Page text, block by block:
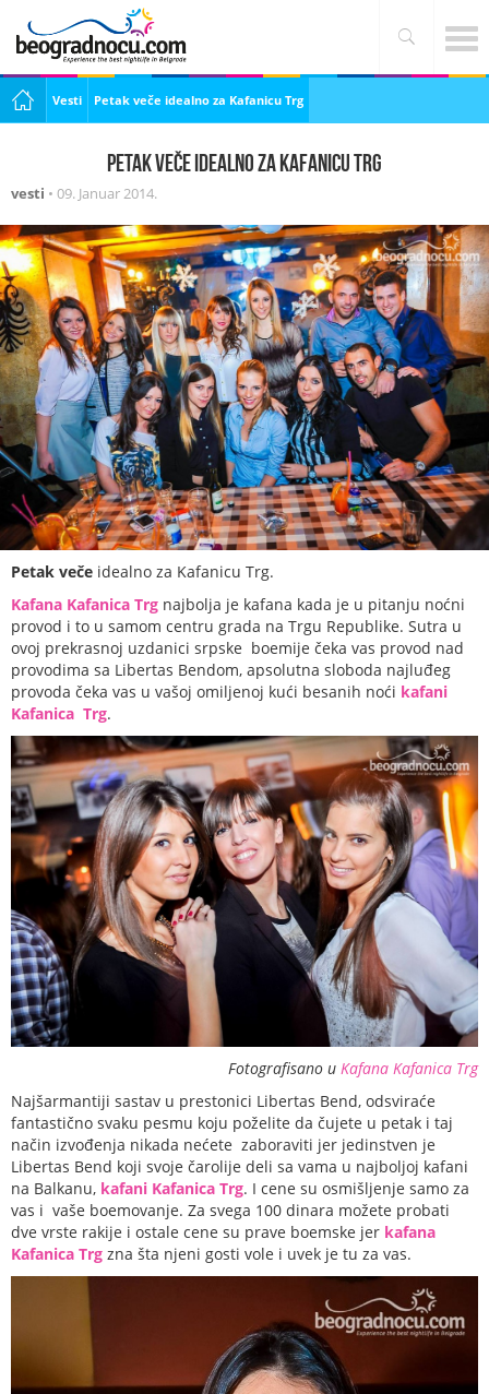
Vesti Petak veče idealno za Kafanicu Trg
Petak veče idealno za Kafanicu Trg
vesti • 09. Januar 2014.
Petak veče idealno za Kafanicu Trg.
Kafana Kafanica Trg najbolja je kafana kada je u pitanju noćni
provod i to u samom centru grada na Trgu Republike. Sutra u
ovoj prekrasnoj uzdanici srpske boemije čeka vas provod nad
provodima sa Libertas Bendom, apsolutna sloboda najluđeg
provoda čeka vas u vašoj omiljenoj kući besanih noći kafani
Kafanica Trg.
Fotografisano u Kafana Kafanica Trg
Najšarmantiji sastav u prestonici Libertas Bend, odsviraće
fantastično svaku pesmu koju poželite da čujete u petak i taj
način izvođenja nikada nećete zaboraviti jer jedinstven je
Libertas Bend koji svoje čarolije deli sa vama u najboljoj kafani
na Balkanu, kafani Kafanica Trg. I cene su osmišljenje samo za
vas i vaše boemovanje. Za svega 100 dinara možete probati
dve vrste rakije i ostale cene su prave boemske jer kafana
Kafanica Trg zna šta njeni gosti vole i uvek je tu za vas.